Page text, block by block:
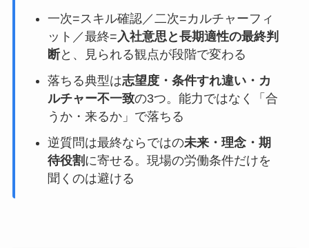
一次=スキル確認／二次=カルチャーフィ
ット／最終= 入社意思と長期適性の最終判
断と、見られる観点が段階で変わる
落ちる典型は志望度・条件すれ違い・カ
ルチャー不一致の3つ。能力ではなく「合
うか・来るか」で落ちる
逆質問は最終ならではの未来・理念・期
待役割 に寄せる。現場の労働条件だけを
聞くのは避ける